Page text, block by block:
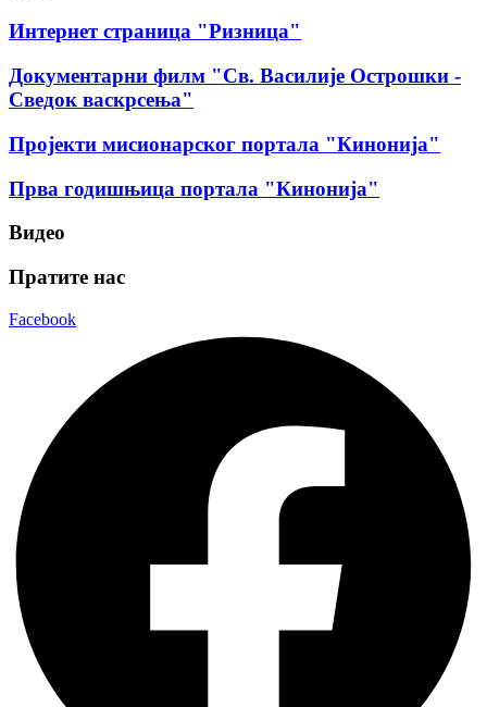
Интернет страница "Ризница"
Документарни филм "Св. Василије Острошки -
Сведок васкрсења"
Пројекти мисионарског портала "Кинонија"
Прва годишњица портала "Кинонија"
Видео
Пратите нас
Facebook